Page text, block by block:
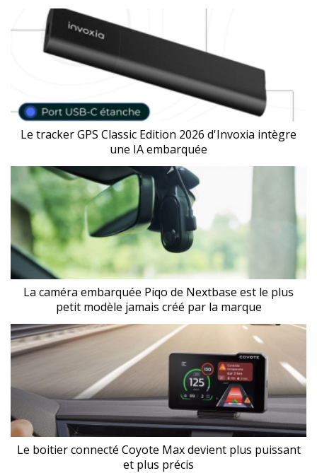
Le tracker GPS Classic Edition 2026 d'Invoxia intègre
une IA embarquée
La caméra embarquée Piqo de Nextbase est le plus
petit modèle jamais créé par la marque
Le boitier connecté Coyote Max devient plus puissant
et plus précis